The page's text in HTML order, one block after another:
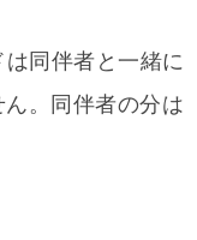
同伴者と一緒に
。同伴者の分は